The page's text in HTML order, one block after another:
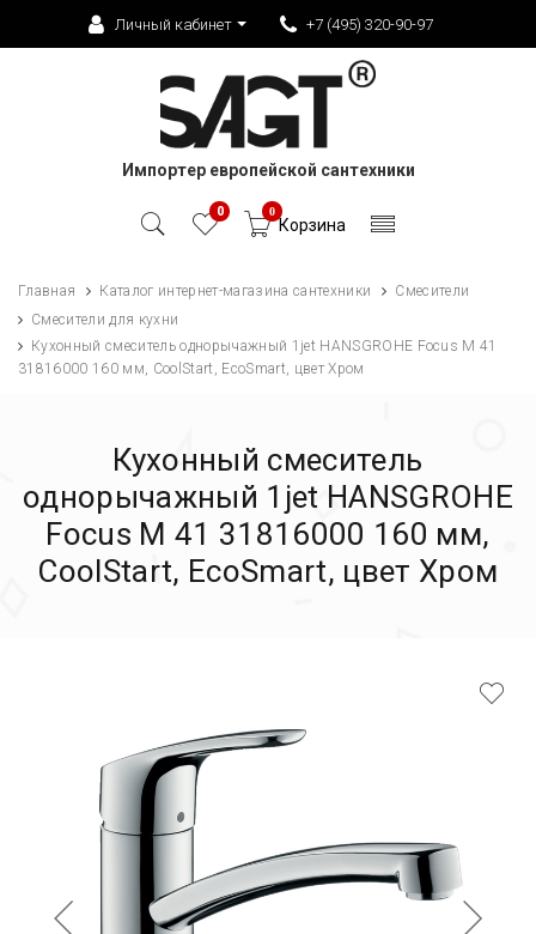
Личный кабинет +7 (495) 320-90-97
Импортер европейской сантехники
0 0
Корзина
Главная Каталог интернет-магазина сантехники
Смесители
Смесители для кухни
Кухонный смеситель однорычажный 1jet HANSGROHE Focus M 41
31816000 160 мм, CoolStart, EcoSmart, цвет Хром
Кухонный смеситель
однорычажный 1jet HANSGROHE
Focus M 41 31816000 160 мм,
CoolStart, EcoSmart, цвет Хром